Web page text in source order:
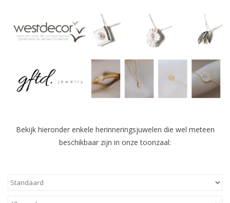
Bekijk hieronder enkele herinneringsjuwelen die wel meteen
beschikbaar zijn in onze toonzaal: